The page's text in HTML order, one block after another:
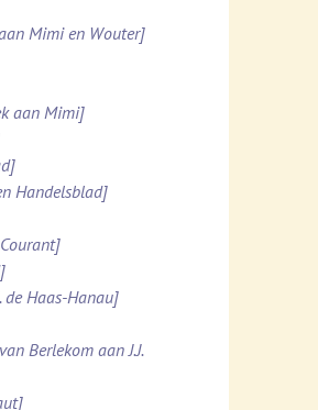
Mimi en Wouter]
aan Mimi]
Handelsblad]
de Haas-Hanau]
Berlekom aan J.J.